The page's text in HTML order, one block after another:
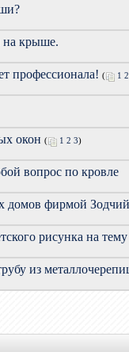
на крыше.
профессионала! ( 1 2
окон ( 1 2 3)
вопрос по кровле
домов фирмой Зодчий
рисунка на
из